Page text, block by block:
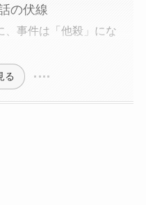
の伏線
、事件は「他殺」にな
る